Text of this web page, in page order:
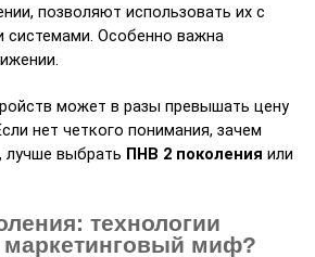
позволяют использовать их с
системами. Особенно важна
может в разы превышать цену
нет четкого понимания, зачем
лучше выбрать ПНВ 2 поколения
технологии
маркетинговый миф?